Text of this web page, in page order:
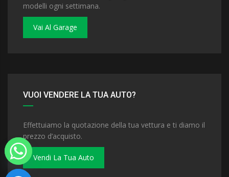
modelli ogni settimana.
Vai Al Garage
VUOI VENDERE LA TUA AUTO?
Effettuiamo la quotazione della tua vettura e ti diamo il
prezzo d’acquisto.
Vendi La Tua Auto